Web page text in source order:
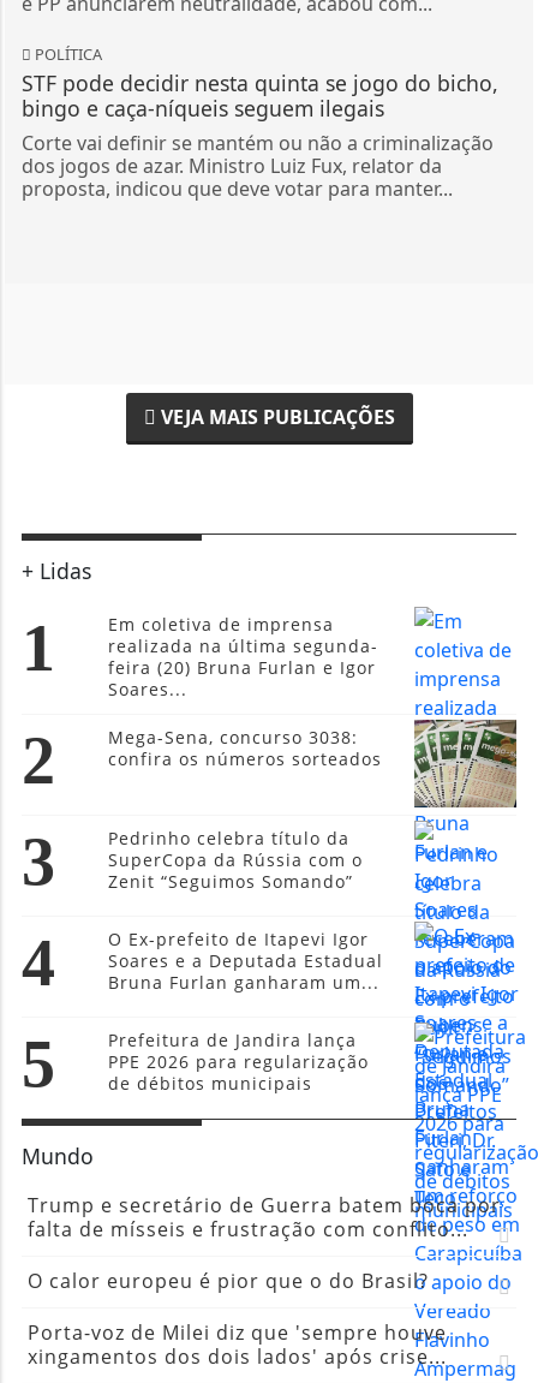
POLÍTICA
STF pode decidir nesta quinta se jogo do bicho,
bingo e caça-níqueis seguem ilegais
Corte vai definir se mantém ou não a criminalização
dos jogos de azar. Ministro Luiz Fux, relator da
proposta, indicou que deve votar para manter...
VEJA MAIS PUBLICAÇÕES
+ Lidas
1
Em coletiva de imprensa
realizada na última segunda-
feira (20) Bruna Furlan e Igor
Soares...
2
Mega-Sena, concurso 3038:
confira os números sorteados
3
Pedrinho celebra título da
SuperCopa da Rússia com o
Zenit “Seguimos Somando”
4
O Ex-prefeito de Itapevi Igor
Soares e a Deputada Estadual
Bruna Furlan ganharam um...
5
Prefeitura de Jandira lança
PPE 2026 para regularização
de débitos municipais
Mundo
Trump e secretário de Guerra batem boca por
falta de mísseis e frustração com conflito...
O calor europeu é pior que o do Brasil?
Porta-voz de Milei diz que 'sempre houve
xingamentos dos dois lados' após crise...